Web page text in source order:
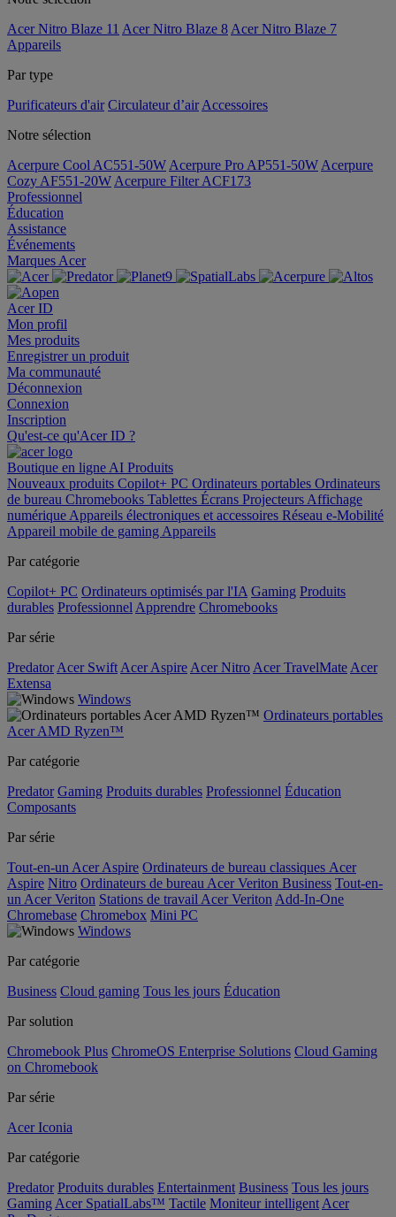
Acer Nitro Blaze 11 Acer Nitro Blaze 8 Acer Nitro Blaze 7
Appareils
Par type
Purificateurs d'air Circulateur d’air Accessoires
Notre sélection
Acerpure Cool AC551-50W Acerpure Pro AP551-50W Acerpure
Cozy AF551-20W Acerpure Filter ACF173
Professionnel
Éducation
Assistance
Événements
Marques Acer
Acer ID
Mon profil
Mes produits
Enregistrer un produit
Ma communauté
Déconnexion
Connexion
Inscription
Qu'est-ce qu'Acer ID ?
Boutique en ligne AI Produits
Nouveaux produits Copilot+ PC Ordinateurs portables Ordinateurs
de bureau Chromebooks Tablettes Écrans Projecteurs Affichage
numérique Appareils électroniques et accessoires Réseau e-Mobilité
Appareil mobile de gaming Appareils
Par catégorie
Copilot+ PC Ordinateurs optimisés par l'IA Gaming Produits
durables Professionnel Apprendre Chromebooks
Par série
Predator Acer Swift Acer Aspire Acer Nitro Acer TravelMate Acer
Extensa
Windows
Ordinateurs portables
Acer AMD Ryzen™
Par catégorie
Predator Gaming Produits durables Professionnel Éducation
Composants
Par série
Tout-en-un Acer Aspire Ordinateurs de bureau classiques Acer
Aspire Nitro Ordinateurs de bureau Acer Veriton Business Tout-en-
un Acer Veriton Stations de travail Acer Veriton Add-In-One
Chromebase Chromebox Mini PC
Windows
Par catégorie
Business Cloud gaming Tous les jours Éducation
Par solution
Chromebook Plus ChromeOS Enterprise Solutions Cloud Gaming
on Chromebook
Par série
Acer Iconia
Par catégorie
Predator Produits durables Entertainment Business Tous les jours
Gaming Acer SpatialLabs™ Tactile Moniteur intelligent Acer